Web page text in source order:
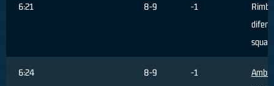
6:21 8-9 -1
6:24 8-9 -1